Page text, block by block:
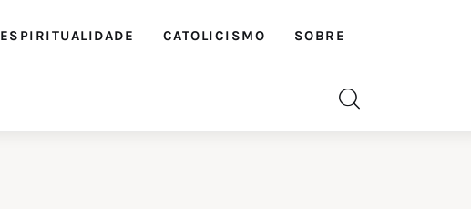
ESPIRITUALIDADE CATOLICISMO SOBRE